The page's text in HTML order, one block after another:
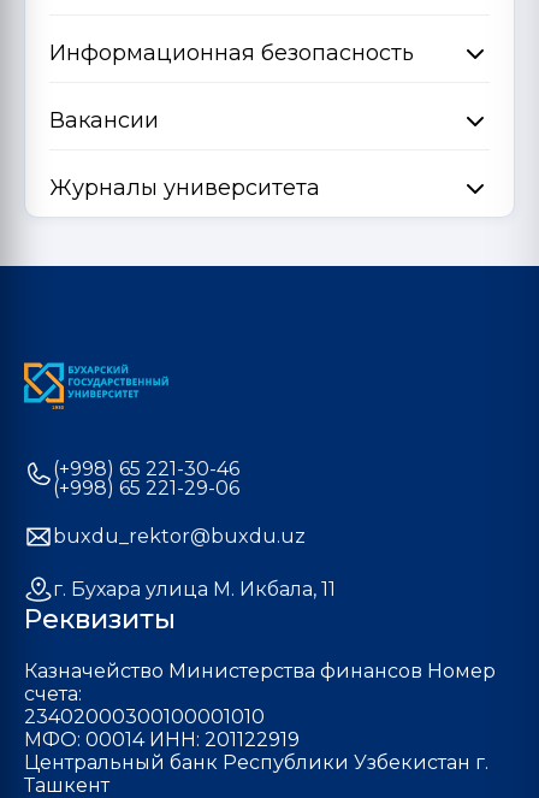
Информационная безопасность
Вакансии
Журналы университета
(+998) 65 221-30-46
(+998) 65 221-29-06
buxdu_rektor@buxdu.uz
г. Бухара улица М. Икбала, 11
Реквизиты
Казначейство Министерства финансов Номер
счета:
23402000300100001010
МФО: 00014 ИНН: 201122919
Центральный банк Республики Узбекистан г.
Ташкент